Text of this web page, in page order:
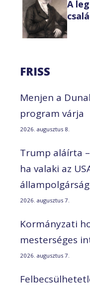
A
FRISS
Menjen a
program várja
2026. augusztus 8.
Trump aláírta
ha valaki az
2026. augusztus 7.
Kormányzati
mesterséges
2026. augusztus 7.